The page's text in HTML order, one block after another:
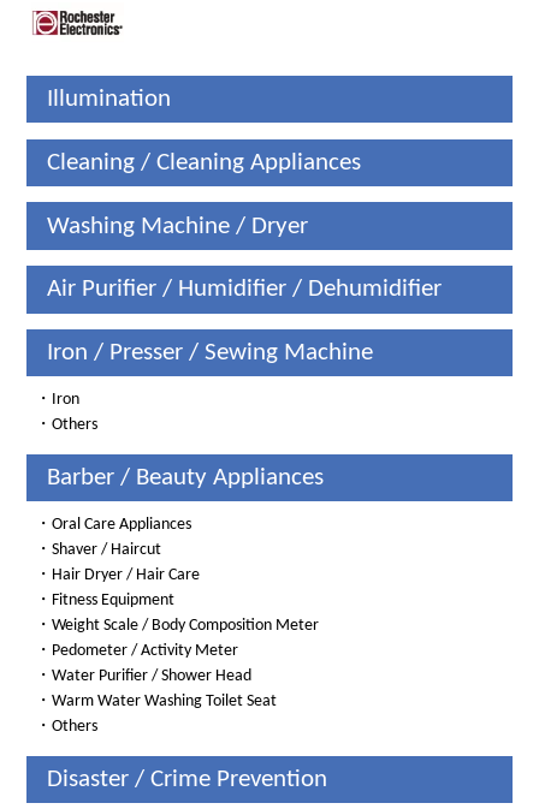
Illumination
Cleaning / Cleaning Appliances
Washing Machine / Dryer
Air Purifier / Humidifier / Dehumidifier
Iron / Presser / Sewing Machine
・ Iron
・Others
Barber / Beauty Appliances
・Oral Care Appliances
・Shaver / Haircut
・ Hair Dryer / Hair Care
・ Fitness Equipment
・Weight Scale / Body Composition Meter
・ Pedometer / Activity Meter
・Water Purifier / Shower Head
・Warm Water Washing Toilet Seat
・Others
Disaster / Crime Prevention